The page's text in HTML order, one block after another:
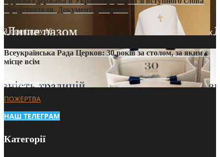
Предстоятеля. Документ доктрини
3 тижні тому16
Всеукраїнська Рада Церков: 30 років за столом, за яким є
місце всім
3 тижні тому14
ПОЖЕРТВА
НАШ ТЕЛЕГРАМ
Категорії